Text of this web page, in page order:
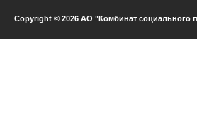
Copyright © 2026 АО "Комбинат